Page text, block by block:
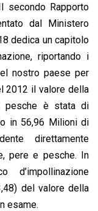
secondo Rapporto
dal Ministero
dedica un capitolo
riportando i
nostro paese per
2012 il valore della
pesche è stata di
in 56,96 Milioni di
direttamente
pere e pesche. In
d’impollinazione
del valore della
esame.